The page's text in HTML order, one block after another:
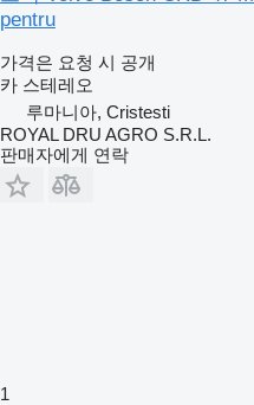
pentru
가격은 요청 시 공개
카 스테레오
루마니아, Cristesti
ROYAL DRU AGRO S.R.L.
판매자에게 연락
1